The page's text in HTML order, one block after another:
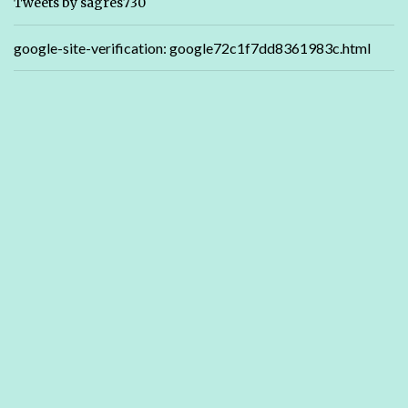
google-site-verification: google72c1f7dd8361983c.html